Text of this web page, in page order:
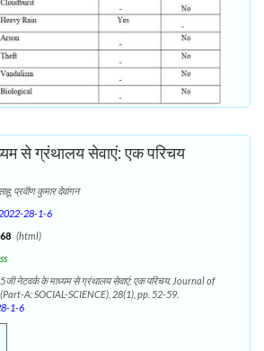
से ग्रंथालय सेवाएं: एक परिचय
प्रवीण कुमार देवांगन
28-1-6
(html)
5जी नेटवर्क के माध्यम से ग्रंथालय सेवाएं: एक परिचय. Journal of
A: SOCIAL-SCIENCE), 28(1), pp. 52-59.
1-6